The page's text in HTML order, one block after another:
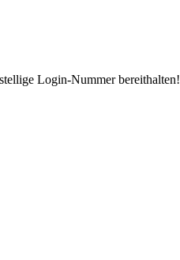
Login-Nummer bereithalten!